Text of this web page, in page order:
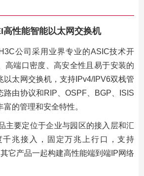
高性能智能以太网交换机
公司采用业界专业的ASIC技术开
高端口密度、高安全性且易于安装的
以太网交换机，支持IPv4/IPV6双栈管
路由协议和RIP、OSPF、BGP、ISIS
的管理和安全特性。
主要定位于企业与园区的接入层和汇
兆接入，固定万兆上行口，支持
它产品一起构建高性能端到端IP网络